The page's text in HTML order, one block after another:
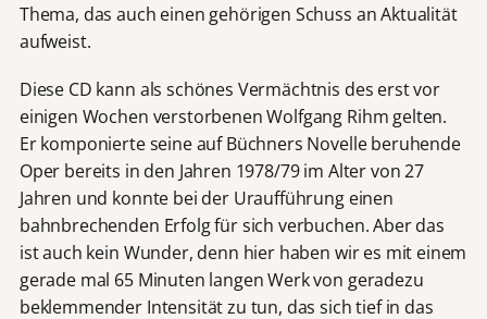
Thema, das auch einen gehörigen Schuss an Aktualität
aufweist.
Diese CD kann als schönes Vermächtnis des erst vor
einigen Wochen verstorbenen Wolfgang Rihm gelten.
Er komponierte seine auf Büchners Novelle beruhende
Oper bereits in den Jahren 1978/79 im Alter von 27
Jahren und konnte bei der Uraufführung einen
bahnbrechenden Erfolg für sich verbuchen. Aber das
ist auch kein Wunder, denn hier haben wir es mit einem
gerade mal 65 Minuten langen Werk von geradezu
beklemmender Intensität zu tun, das sich tief in das